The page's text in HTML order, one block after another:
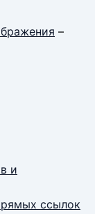
–
и
ссылок